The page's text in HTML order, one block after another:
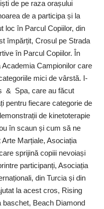
de pe raza orașului
de a participa și la
loc în Parcul Copiilor, din
împărțit, Crosul pe Strada
în Parcul Copiilor. În
Campionilor care
mici de vârstă. I-
& Spa, care au făcut
pentru fiecare categorie de
de kinetoterapie
în scaun și cum să ne
Marțiale, Asociația
sprijină copiii nevoiași
participanți, Asociația
din Turcia și din
la acest cros, Rising
baschet, Beach Diamond